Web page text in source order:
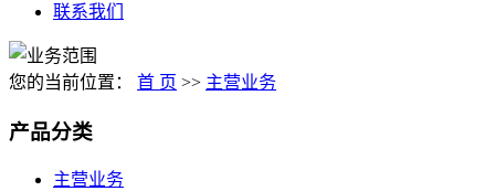
联系我们
您的当前位置： 首 页 >> 主营业务
产品分类
主营业务